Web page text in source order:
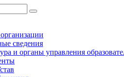
сведения
и органы управления